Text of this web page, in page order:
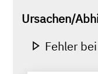
Ursachen/
Fehler